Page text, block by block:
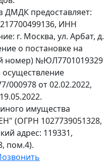
ДМДК предоставляет:
ИНН
г. Москва, ул. Арбат, д.
о постановке на
номер) №ЮЛ7701019329
осуществление
000978 от 02.02.2022,
имущества
(ОГРН 1027739051328,
адрес: 119331,
пом.4).